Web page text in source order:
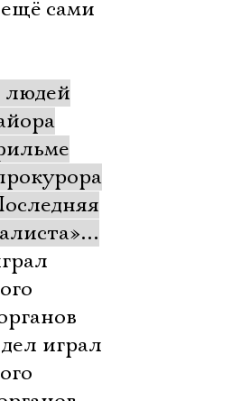
сами
людей
играл